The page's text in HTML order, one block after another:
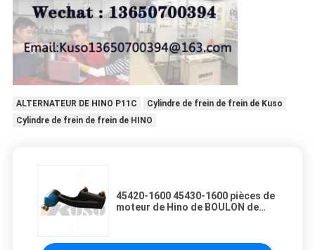
ALTERNATEUR DE HINO P11C
Cylindre de frein de frein de Kuso
Cylindre de frein de frein de HINO
45420-1600 45430-1600 pièces de
moteur de Hino de BOULON de